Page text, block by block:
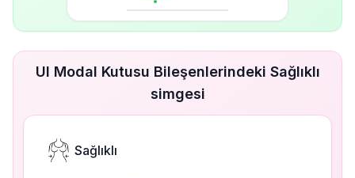
UI Modal Kutusu Bileşenlerindeki Sağlıklı
simgesi
Sağlıklı